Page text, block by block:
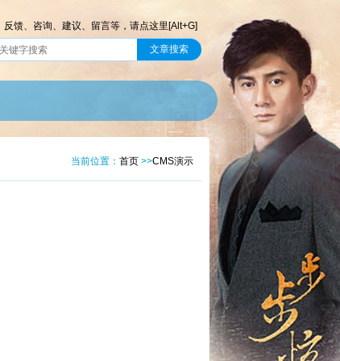
反馈、咨询、建议、留言等，请点这里[Alt+G]
当前位置： 首页 >>CMS演示